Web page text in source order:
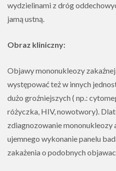
wydzielinami z dróg
jamą ustną.
Obraz kliniczny:
Objawy mononukleozy
występować też w innych
dużo groźniejszych ( np.:
różyczka, HIV, nowotwory).
zdiagnozowanie mononukleozy
ujemnego wykonanie panelu
zakażenia o podobnych